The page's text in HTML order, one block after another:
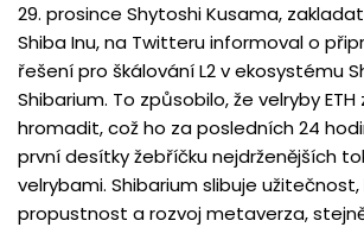
29. prosince Shytoshi Kusama,
Shiba Inu, na Twitteru informoval o
řešení pro škálování L2 v ekosystému
Shibarium. To způsobilo, že velryby ETH
hromadit, což ho za posledních 24
první desítky žebříčku nejdrženějších
velrybami. Shibarium slibuje
propustnost a rozvoj metaverza,